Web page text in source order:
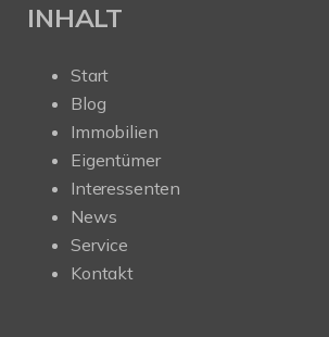
INHALT
Start
Blog
Immobilien
Eigentümer
Interessenten
News
Service
Kontakt